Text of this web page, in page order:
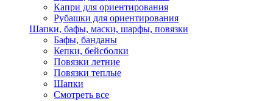
Капри для ориентирования
Рубашки для ориентирования
Шапки, бафы, маски, шарфы, повязки
Бафы, банданы
Кепки, бейсболки
Повязки летние
Повязки теплые
Шапки
Смотреть все